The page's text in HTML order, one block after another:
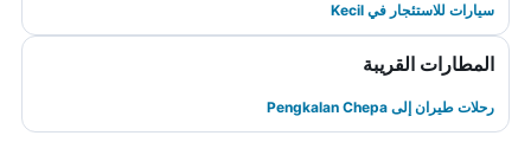
سيارات للاستئجار في Kecil
المطارات القريبة
رحلات طيران إلى Pengkalan Chepa